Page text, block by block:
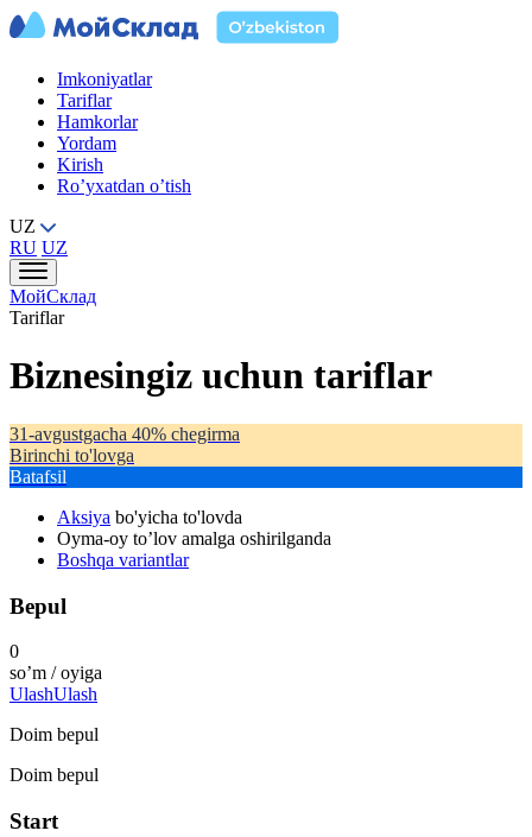
Imkoniyatlar
Tariflar
Hamkorlar
Yordam
Kirish
Ro’yxatdan o’tish
UZ
RU UZ
МойСклад
Tariflar
Biznesingiz uchun tariflar
31-avgustgacha 40% chegirma
Birinchi to'lovga
Batafsil
Aksiya bo'yicha to'lovda
Oyma-oy to’lov amalga oshirilganda
Boshqa variantlar
Bepul
0
so’m / oyiga
UlashUlash
Doim bepul
Doim bepul
Start